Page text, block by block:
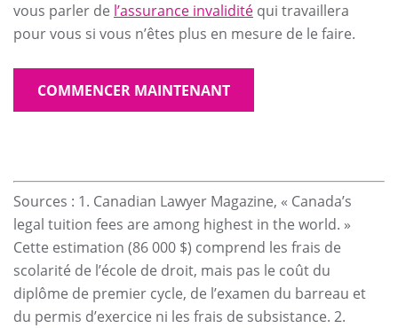
vous parler de l’assurance invalidité qui travaillera
pour vous si vous n’êtes plus en mesure de le faire.
COMMENCER MAINTENANT
Sources : 1. Canadian Lawyer Magazine, « Canada’s
legal tuition fees are among highest in the world. »
Cette estimation (86 000 $) comprend les frais de
scolarité de l’école de droit, mais pas le coût du
diplôme de premier cycle, de l’examen du barreau et
du permis d’exercice ni les frais de subsistance. 2.